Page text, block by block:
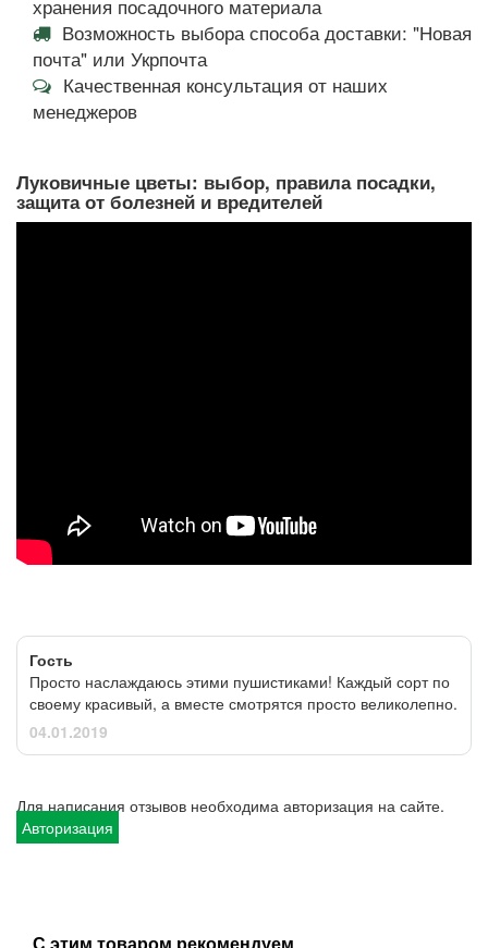
хранения посадочного материала
Возможность выбора способа доставки: "Новая
почта" или Укрпочта
Качественная консультация от наших
менеджеров
Луковичные цветы: выбор, правила посадки,
защита от болезней и вредителей
Гость
Просто наслаждаюсь этими пушистиками! Каждый сорт по
своему красивый, а вместе смотрятся просто великолепно.
04.01.2019
Для написания отзывов необходима авторизация на сайте.
Авторизация
С этим товаром рекомендуем